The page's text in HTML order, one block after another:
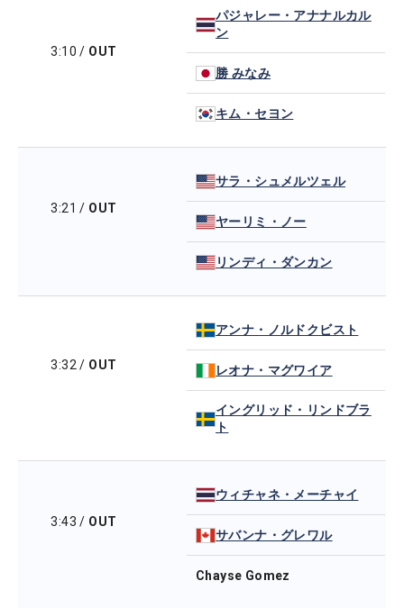
3:10 / OUT
パジャレー・アナナルカル
ン
勝 みなみ
キム・セヨン
3:21 / OUT
サラ・シュメルツェル
ヤーリミ・ノー
リンディ・ダンカン
3:32/ OUT
アンナ・ノルドクビスト
レオナ・マグワイア
イングリッド・リンドブラ
ト
3:43 / OUT
ウィチャネ・メーチャイ
サバンナ・グレワル
Chayse Gomez